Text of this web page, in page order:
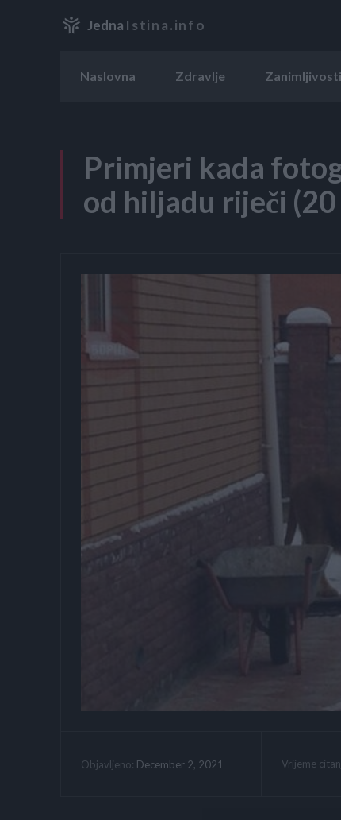
Jedna Istina.info
Naslovna Zdravlje Zanimljivosti
Primjeri kada
od hiljadu riječi
Objavljeno: December 2, 2021 Vrijeme